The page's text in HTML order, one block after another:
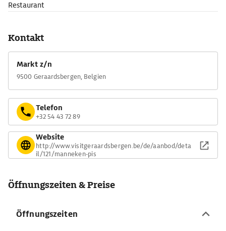
Restaurant
Kontakt
Markt z/n
9500 Geraardsbergen, Belgien
Telefon
+32 54 43 72 89
Website
http://www.visitgeraardsbergen.be/de/aanbod/deta
il/121/manneken-pis
Öffnungszeiten & Preise
Öffnungszeiten